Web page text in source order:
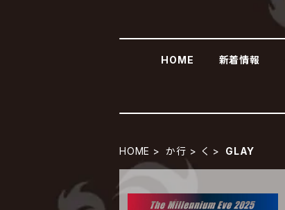
HOME 新着情報
HOME か行 く GLAY